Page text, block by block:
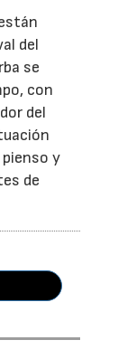
del
se
con
del
y
de